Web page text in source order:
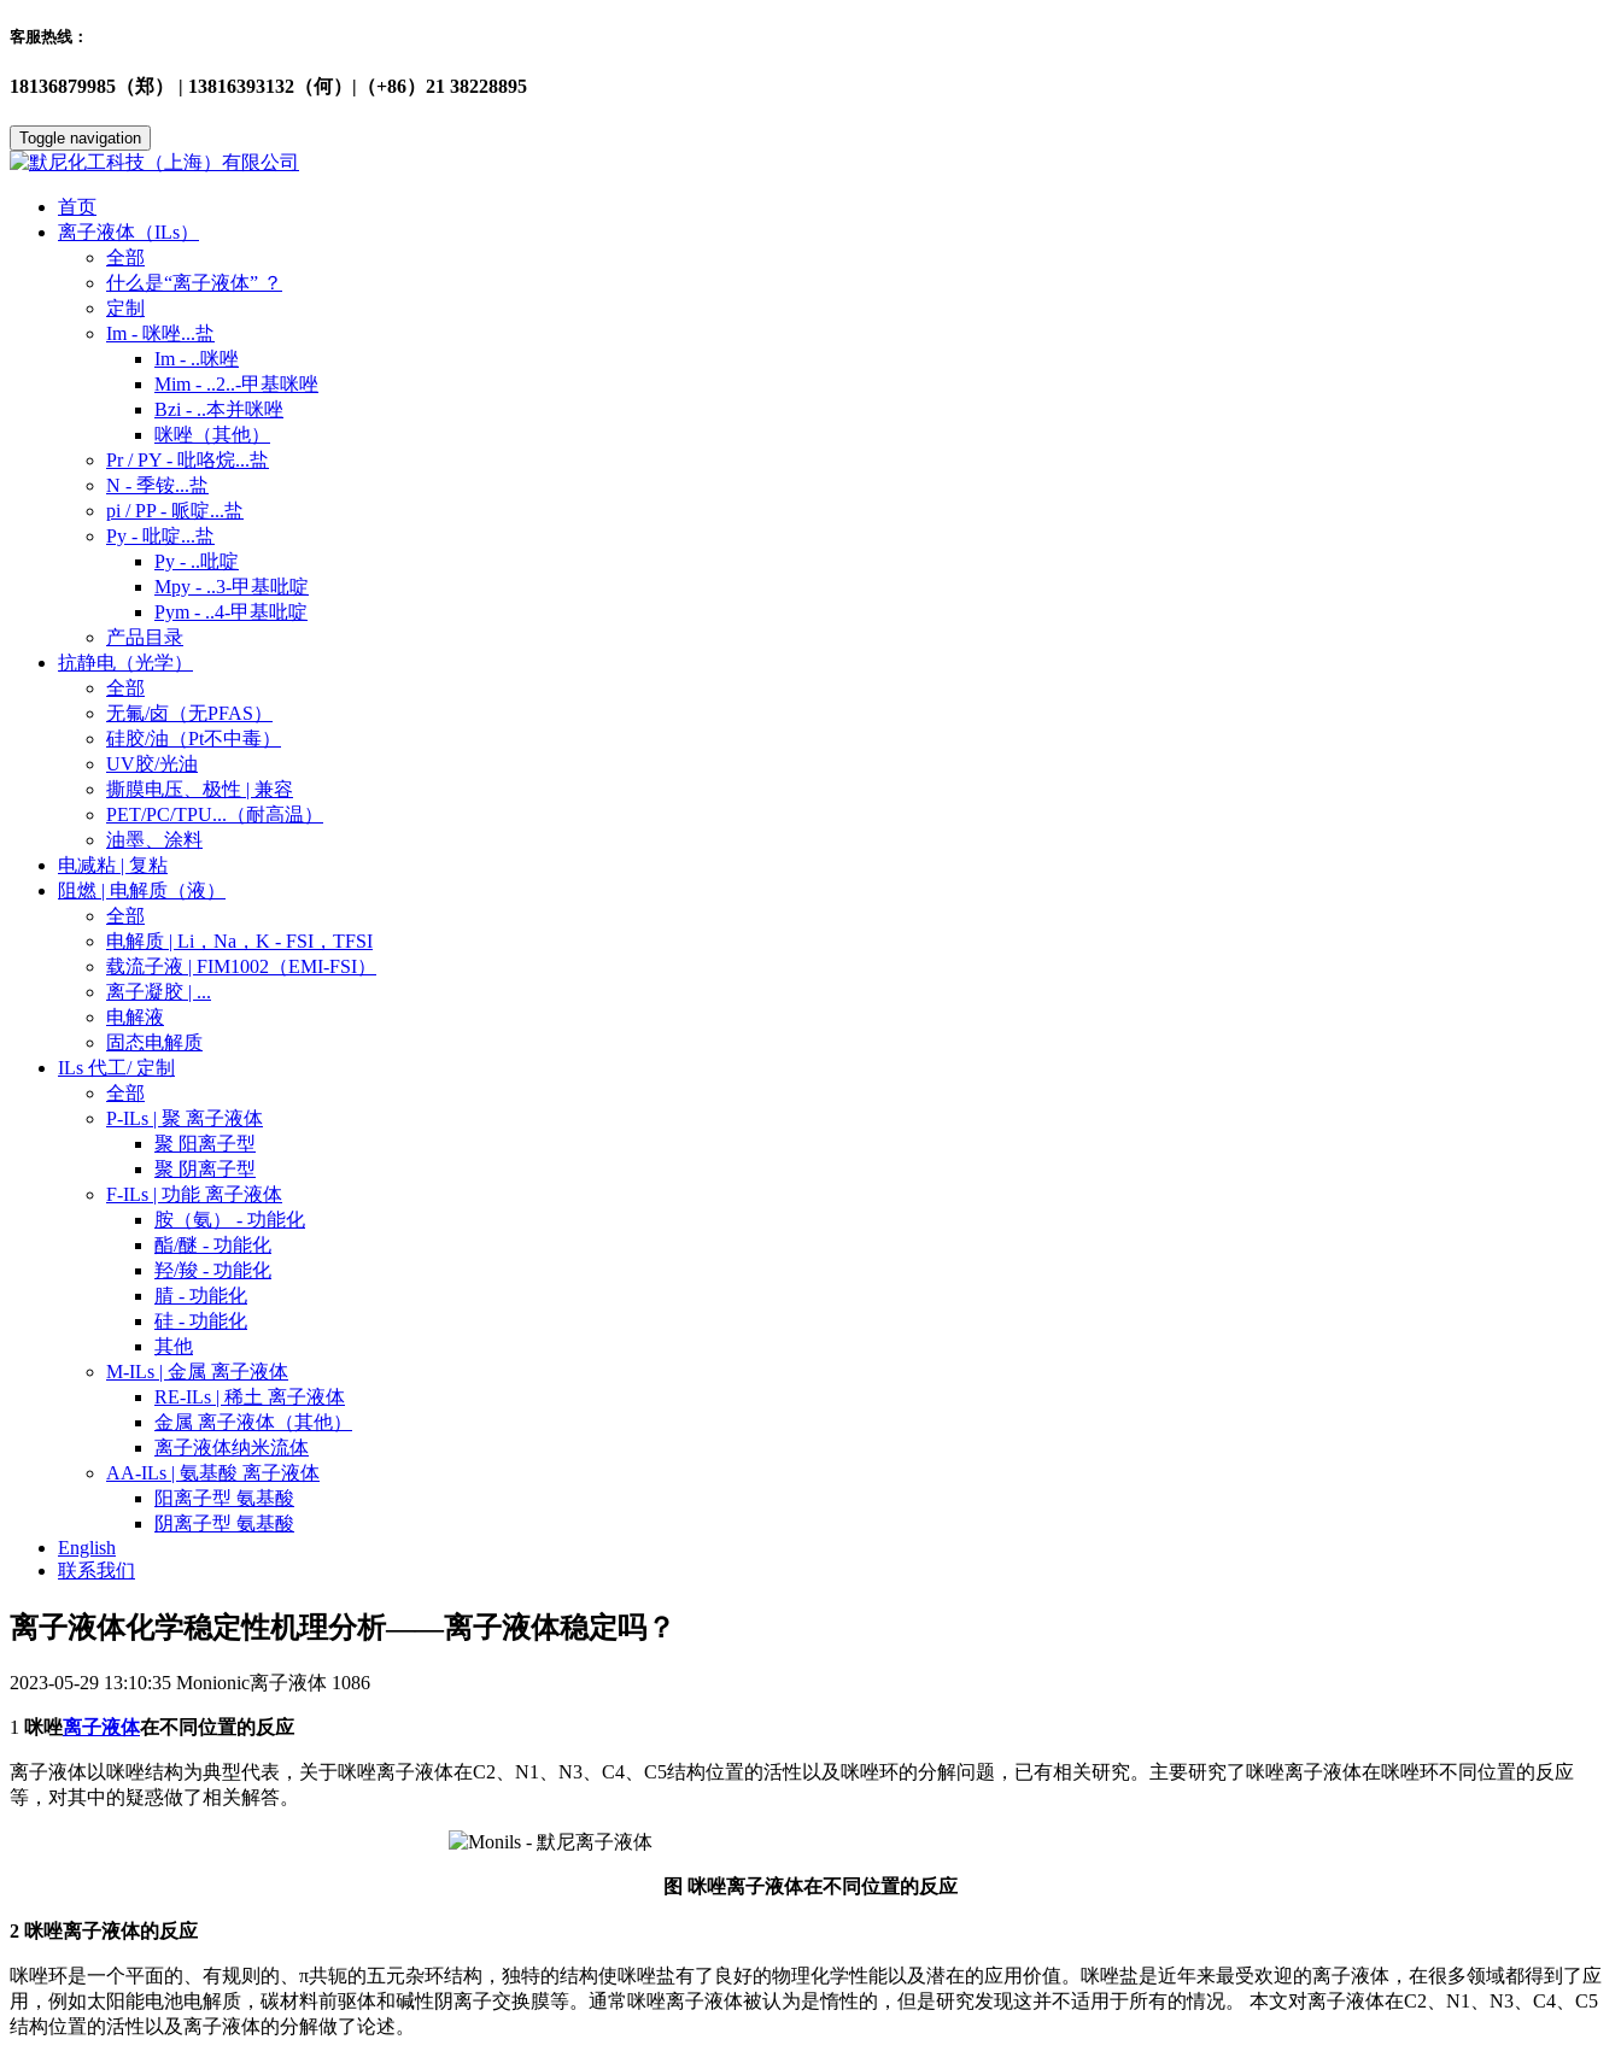
客服热线：
18136879985（郑） | 13816393132（何）|（+86）21 38228895
Toggle navigation
首页
离子液体（ILs）
全部
什么是“离子液体” ？
定制
Im - 咪唑...盐
Im - ..咪唑
Mim - ..2..-甲基咪唑
Bzi - ..本并咪唑
咪唑（其他）
Pr / PY - 吡咯烷...盐
N - 季铵...盐
pi / PP - 哌啶...盐
Py - 吡啶...盐
Py - ..吡啶
Mpy - ..3-甲基吡啶
Pym - ..4-甲基吡啶
产品目录
抗静电（光学）
全部
无氟/卤（无PFAS）
硅胶/油（Pt不中毒）
UV胶/光油
撕膜电压、极性 | 兼容
PET/PC/TPU...（耐高温）
油墨、涂料
电减粘 | 复粘
阻燃 | 电解质（液）
全部
电解质 | Li，Na，K - FSI，TFSI
载流子液 | FIM1002（EMI-FSI）
离子凝胶 | ...
电解液
固态电解质
ILs 代工/ 定制
全部
P-ILs | 聚 离子液体
聚 阳离子型
聚 阴离子型
F-ILs | 功能 离子液体
胺（氨） - 功能化
酯/醚 - 功能化
羟/羧 - 功能化
腈 - 功能化
硅 - 功能化
其他
M-ILs | 金属 离子液体
RE-ILs | 稀土 离子液体
金属 离子液体（其他）
离子液体纳米流体
AA-ILs | 氨基酸 离子液体
阳离子型 氨基酸
阴离子型 氨基酸
English
联系我们
离子液体化学稳定性机理分析——离子液体稳定吗？
2023-05-29 13:10:35 Monionic离子液体 1086
1 咪唑离子液体在不同位置的反应
离子液体以咪唑结构为典型代表，关于咪唑离子液体在C2、N1、N3、C4、C5结构位置的活性以及咪唑环的分解问题，已有相关研究。主要研究了咪唑离子液体在咪唑环不同位置的反应
等，对其中的疑惑做了相关解答。
图 咪唑离子液体在不同位置的反应
2 咪唑离子液体的反应
咪唑环是一个平面的、有规则的、π共轭的五元杂环结构，独特的结构使咪唑盐有了良好的物理化学性能以及潜在的应用价值。咪唑盐是近年来最受欢迎的离子液体，在很多领域都得到了应
用，例如太阳能电池电解质，碳材料前驱体和碱性阴离子交换膜等。通常咪唑离子液体被认为是惰性的，但是研究发现这并不适用于所有的情况。 本文对离子液体在C2、N1、N3、C4、C5
结构位置的活性以及离子液体的分解做了论述。